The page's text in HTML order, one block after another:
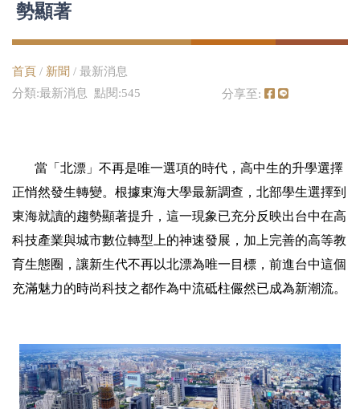
勢顯著
首頁 / 新聞 / 最新消息
分類:最新消息 點閱:545
分享至:
當「北漂」不再是唯一選項的時代，高中生的升學選擇
正悄然發生轉變。根據東海大學最新調查，北部學生選擇到
東海就讀的趨勢顯著提升，這一現象已充分反映出台中在高
科技產業與城市數位轉型上的神速發展，加上完善的高等教
育生態圈，讓新生代不再以北漂為唯一目標，前進台中這個
充滿魅力的時尚科技之都作為中流砥柱儼然已成為新潮流。